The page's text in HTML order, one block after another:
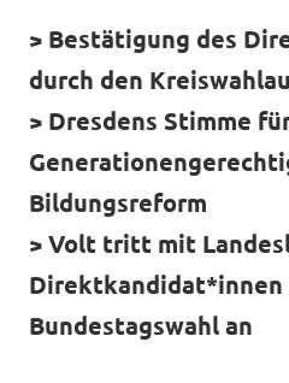
Volt in Deutschland
Volt Deutschland
Volt in deinem
Volt Deutschland
Menschen
Neuigkeiten
Unsere Events
Presse
> Bestätigung des
durch den
> Dresdens Stimme
Bildungsreform
> Volt tritt mit
Direktkandidat*innen
Bundestagswahl an